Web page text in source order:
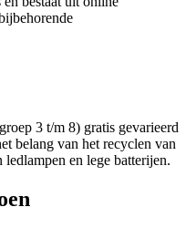
3 t/m 8) gratis gevarieerd
belang van het recyclen van
ledlampen en lege batterijen.